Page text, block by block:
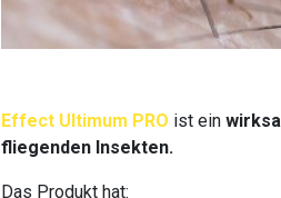
Effect Ultimum PRO ist ein
fliegenden Insekten.
Das Produkt hat: